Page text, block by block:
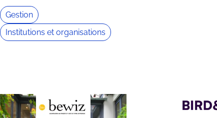
Gestion
Institutions et organisations